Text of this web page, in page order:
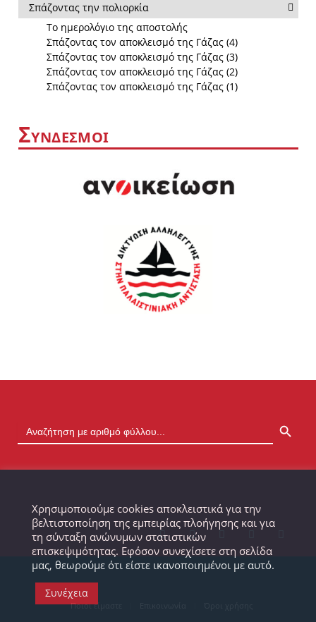
Σπάζοντας την πολιορκία
Το ημερολόγιο της αποστολής
Σπάζοντας τον αποκλεισμό της Γάζας (4)
Σπάζοντας τον αποκλεισμό της Γάζας (3)
Σπάζοντας τον αποκλεισμό της Γάζας (2)
Σπάζοντας τον αποκλεισμό της Γάζας (1)
ΣΥΝΔΕΣΜΟΙ
Ποιοι είμαστε
Χρησιμοποιούμε cookies αποκλειστικά για την
βελτιστοποίηση της εμπειρίας πλοήγησης και για
τη σύνταξη ανώνυμων στατιστικών
επισκεψιμότητας. Εφόσον συνεχίσετε στη σελίδα
μας, θεωρούμε ότι είστε ικανοποιημένοι με αυτό.
Συνέχεια